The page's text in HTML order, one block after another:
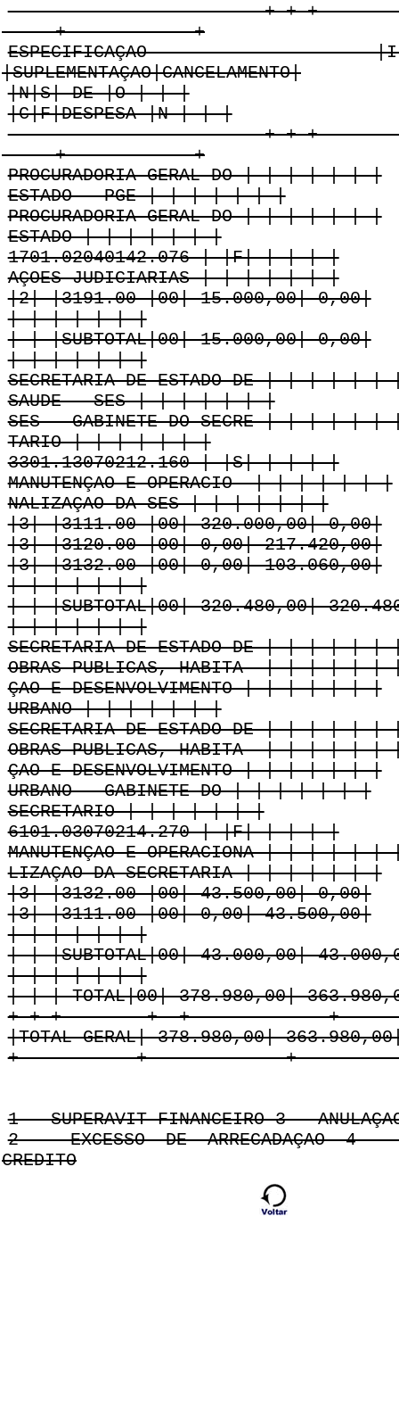
------------------------+-+-
-----+------------+
ESPECIFICAÇAO
|SUPLEMENTAÇAO|CANCELAMENTO|
|N|S| DE |O | | |
|C|F|DESPESA |N | | |
------------------------+-+-
-----+------------+
PROCURADORIA GERAL DO | | | | | | |
ESTADO - PGE | | | | | | |
PROCURADORIA GERAL DO | | | | | | |
ESTADO | | | | | | |
1701.02040142.076 | |F| | | | |
AÇOES JUDICIARIAS | | | | | | |
|2| |3191.00 |00| 15.000,00| 0,00|
| | | | | | |
| | |SUBTOTAL|00| 15.000,00| 0,00|
| | | | | | |
SECRETARIA DE ESTADO DE | | | | | |
SAUDE - SES | | | | | | |
SES - GABINETE DO SECRE-| | | | | |
TARIO | | | | | | |
3301.13070212.160 | |S| | | | |
MANUTENÇAO E OPERACIO- | | | | | | |
NALIZAÇAO DA SES | | | | | | |
|3| |3111.00 |00| 320.000,00| 0,00|
|3| |3120.00 |00| 0,00| 217.420,00|
|3| |3132.00 |00| 0,00| 103.060,00|
| | | | | | |
| | |SUBTOTAL|00| 320.480,00|
| | | | | | |
SECRETARIA DE ESTADO DE | | | | | |
OBRAS PUBLICAS, HABITA- | | | | | |
ÇAO E DESENVOLVIMENTO | | | | | | |
URBANO | | | | | | |
SECRETARIA DE ESTADO DE | | | | | |
OBRAS PUBLICAS, HABITA- | | | | | |
ÇAO E DESENVOLVIMENTO | | | | | | |
URBANO - GABINETE DO | | | | | | |
SECRETARIO | | | | | | |
6101.03070214.270 | |F| | | | |
MANUTENÇAO E OPERACIONA-| | | | | |
LIZAÇAO DA SECRETARIA | | | | | | |
|3| |3132.00 |00| 43.500,00| 0,00|
|3| |3111.00 |00| 0,00| 43.500,00|
| | | | | | |
| | |SUBTOTAL|00| 43.000,00|
| | | | | | |
| | | TOTAL|00| 378.980,00|
+-+-+--------+--+-------------
|TOTAL GERAL| 378.980,00|
+-----------+-------------
1 - SUPERAVIT FINANCEIRO 3 -
2 - EXCESSO DE ARRECADAÇAO 4 -
CREDITO